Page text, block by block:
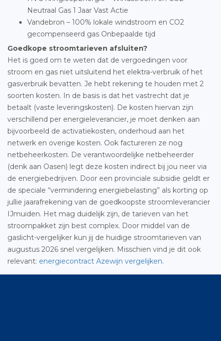
Neutraal Gas 1 Jaar Vast Actie
Vandebron – 100% lokale windstroom en CO2
gecompenseerd gas Onbepaalde tijd
Goedkope stroomtarieven afsluiten?
Het is goed om te weten dat de vergoedingen voor
stroom en gas niet uitsluitend het elektra-verbruik of het
gasverbruik bevatten. Je hebt rekening te houden met 2
soorten kosten. In de basis is dat het vastrecht dat je
betaalt (vaste leveringskosten). De kosten hiervan zijn
verschillend per energieleverancier, je moet denken aan
bijvoorbeeld de activatiekosten, onderhoud aan het
netwerk en overige kosten. Ook factureren ze nog
netbeheerkosten. De verantwoordelijke netbeheerder
(denk aan Oasen) legt deze kosten indirect bij jou neer via
de energiebedrijven. Door een provinciale subsidie geldt er
de speciale “vermindering energiebelasting” als korting op
jullie jaarafrekening van de goedkoopste stroomleverancier
IJmuiden. Het mag duidelijk zijn, de tarieven van het
stroompakket zijn best complex. Door middel van de
gaslicht-vergelijker kun jij de huidige stroomtarieven van
augustus 2026 snel vergelijken. Misschien vind je dit ook
relevant: energiecontract Azewijn vergelijken.